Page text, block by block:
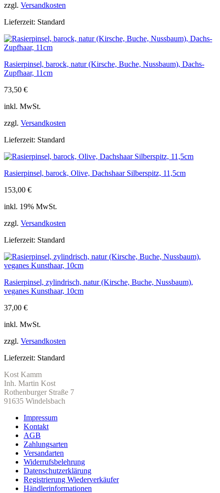
zzgl. Versandkosten
Lieferzeit: Standard
Rasierpinsel, barock, natur (Kirsche, Buche, Nussbaum), Dachs-
Zupfhaar, 11cm
73,50 €
inkl. MwSt.
zzgl. Versandkosten
Lieferzeit: Standard
Rasierpinsel, barock, Olive, Dachshaar Silberspitz, 11,5cm
153,00 €
inkl. 19% MwSt.
zzgl. Versandkosten
Lieferzeit: Standard
Rasierpinsel, zylindrisch, natur (Kirsche, Buche, Nussbaum),
veganes Kunsthaar, 10cm
37,00 €
inkl. MwSt.
zzgl. Versandkosten
Lieferzeit: Standard
Kost Kamm
Inh. Martin Kost
Rothenburger Straße 7
91635 Windelsbach
Impressum
Kontakt
AGB
Zahlungsarten
Versandarten
Widerrufsbelehrung
Datenschutzerklärung
Registrierung Wiederverkäufer
Händlerinformationen